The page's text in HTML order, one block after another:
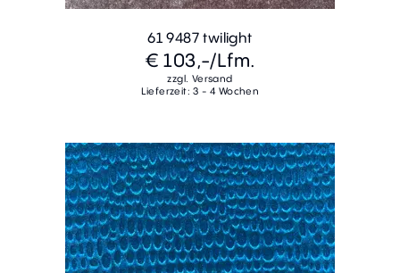
61 9487 twilight
€ 103,-/Lfm.
zzgl. Versand
Lieferzeit: 3 - 4 Wochen